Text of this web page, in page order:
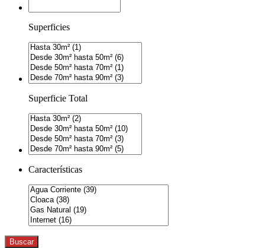
Superficies
Superficie Total
Características
Buscar